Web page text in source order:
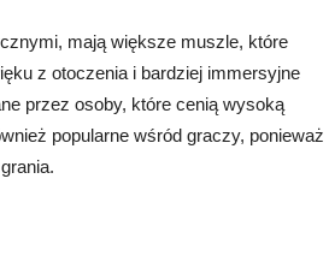
mają większe muszle, które
z otoczenia i bardziej immersyjne
przez osoby, które cenią wysoką
popularne wśród graczy, ponieważ